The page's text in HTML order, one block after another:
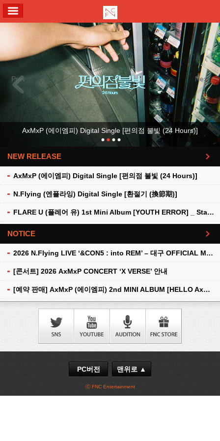
Previous Next
AxMxP (에이엠피) Digital Single [편의점 불빛 (24 Hours)]
NEW RELEASE
AxMxP (에이엠피) Digital Single [편의점 불빛 (24 Hours)]
N.Flying (엔플라잉) Digital Single [환절기 (換節期)]
FLARE U (플레어 유) 1st Mini Album [YOUTH ERROR] _ Stationery Kit Ver.
더보기
NOTICE
2026 N.Flying LIVE ‘&CON5 : into REM’ – 대구 OFFICIAL MD 현장 판매 안내
[콘서트] 2026 AxMxP CONCERT ‘X VERSE’ 안내
[예약 판매] AxMxP (에이엠피) 2nd MINI ALBUM [HELLO AxMxP] 예약 판매 안내
더보기
PC버전 맨위로 ▲
ⓒ FNC Entertainment